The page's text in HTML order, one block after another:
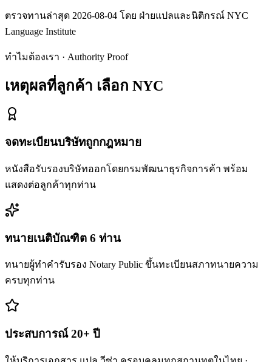
ตรวจทานล่าสุด 2026-08-04 โดย ฝ่ายแปลและนิติกรณ์ NYC
Language Institute
ทำไมต้องเรา · Authority Proof
เหตุผลที่ลูกค้า เลือก NYC
จดทะเบียนบริษัทถูกกฎหมาย
หนังสือรับรองบริษัทออกโดยกรมพัฒนาธุรกิจการค้า พร้อม
แสดงต่อลูกค้าทุกท่าน
ทนายเนติบัณฑิต 6 ท่าน
ทนายผู้ทำคำรับรอง Notary Public ขึ้นทะเบียนสภาทนายความ
ครบทุกท่าน
ประสบการณ์ 20+ ปี